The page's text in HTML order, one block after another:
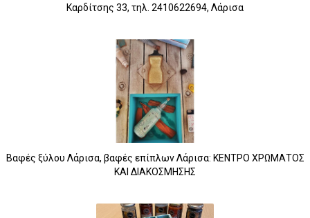
Καρδίτσης 33, τηλ. 2410622694, Λάρισα
Βαφές ξύλου Λάρισα, βαφές επίπλων Λάρισα: ΚΕΝΤΡΟ ΧΡΩΜΑΤΟΣ
ΚΑΙ ΔΙΑΚΟΣΜΗΣΗΣ